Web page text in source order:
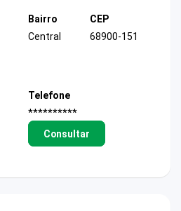
Bairro
Central
CEP
68900-151
Telefone
**********
Consultar